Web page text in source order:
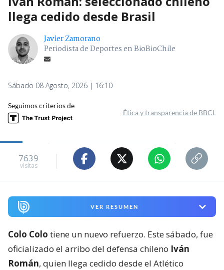
llega cedido desde Brasil
Javier Zamorano
Periodista de Deportes en BioBioChile
Sábado 08 Agosto, 2026 | 16:10
Seguimos criterios de
Ética y transparencia de BBCL
7639
visitas
VER RESUMEN
Colo Colo tiene un nuevo refuerzo. Este sábado, fue
oficializado el arribo del defensa chileno Iván
Román, quien llega cedido desde el Atlético